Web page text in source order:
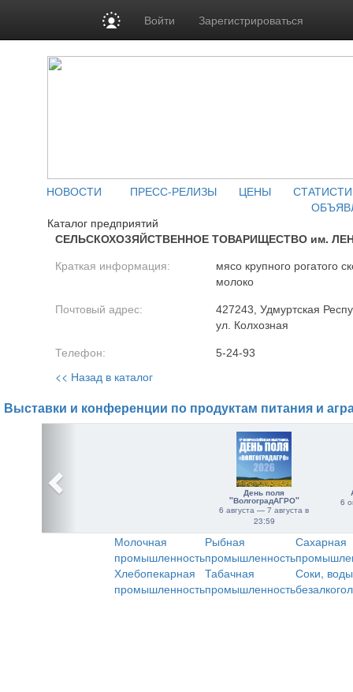
Войти Зарегистрироваться
НОВОСТИ ПРЕСС-РЕЛИЗЫ ЦЕНЫ
Каталог предприятий
СЕЛЬСКОХОЗЯЙСТВЕННОЕ ТОВАРИЩЕСТВО им.
Краткая информация:
мясо крупного рогатого
молоко
Почтовый адрес:
427243, Удмуртская
ул. Колхозная
Телефон: 5-24-93
<< Назад в каталог
Выставки и конференции по продуктам питания и
День поля
"ВолгоградАГРО"
6 августа — 7 августа в
23:59
6
Молочная
промышленность
Рыбная
промышленность
Сахарная
Хлебопекарная
промышленность
Табачная
промышленность
Соки,